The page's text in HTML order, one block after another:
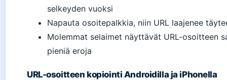
selkeyden vuoksi
Napauta osoitepalkkia, niin URL laajenee
Molemmat selaimet näyttävät URL-osoitteen
pieniä eroja
URL-osoitteen kopiointi Androidilla ja iPhonella